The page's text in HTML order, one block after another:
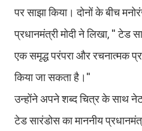
पर साझा किया। दोनों के बीच
प्रधानमंत्री मोदी ने लिखा, '' टेड
एक समृद्ध परंपरा और रचनात्मक
किया जा सकता है।''
उन्होंने अपने शब्द चित्र के साथ
टेड सारंडोस का माननीय